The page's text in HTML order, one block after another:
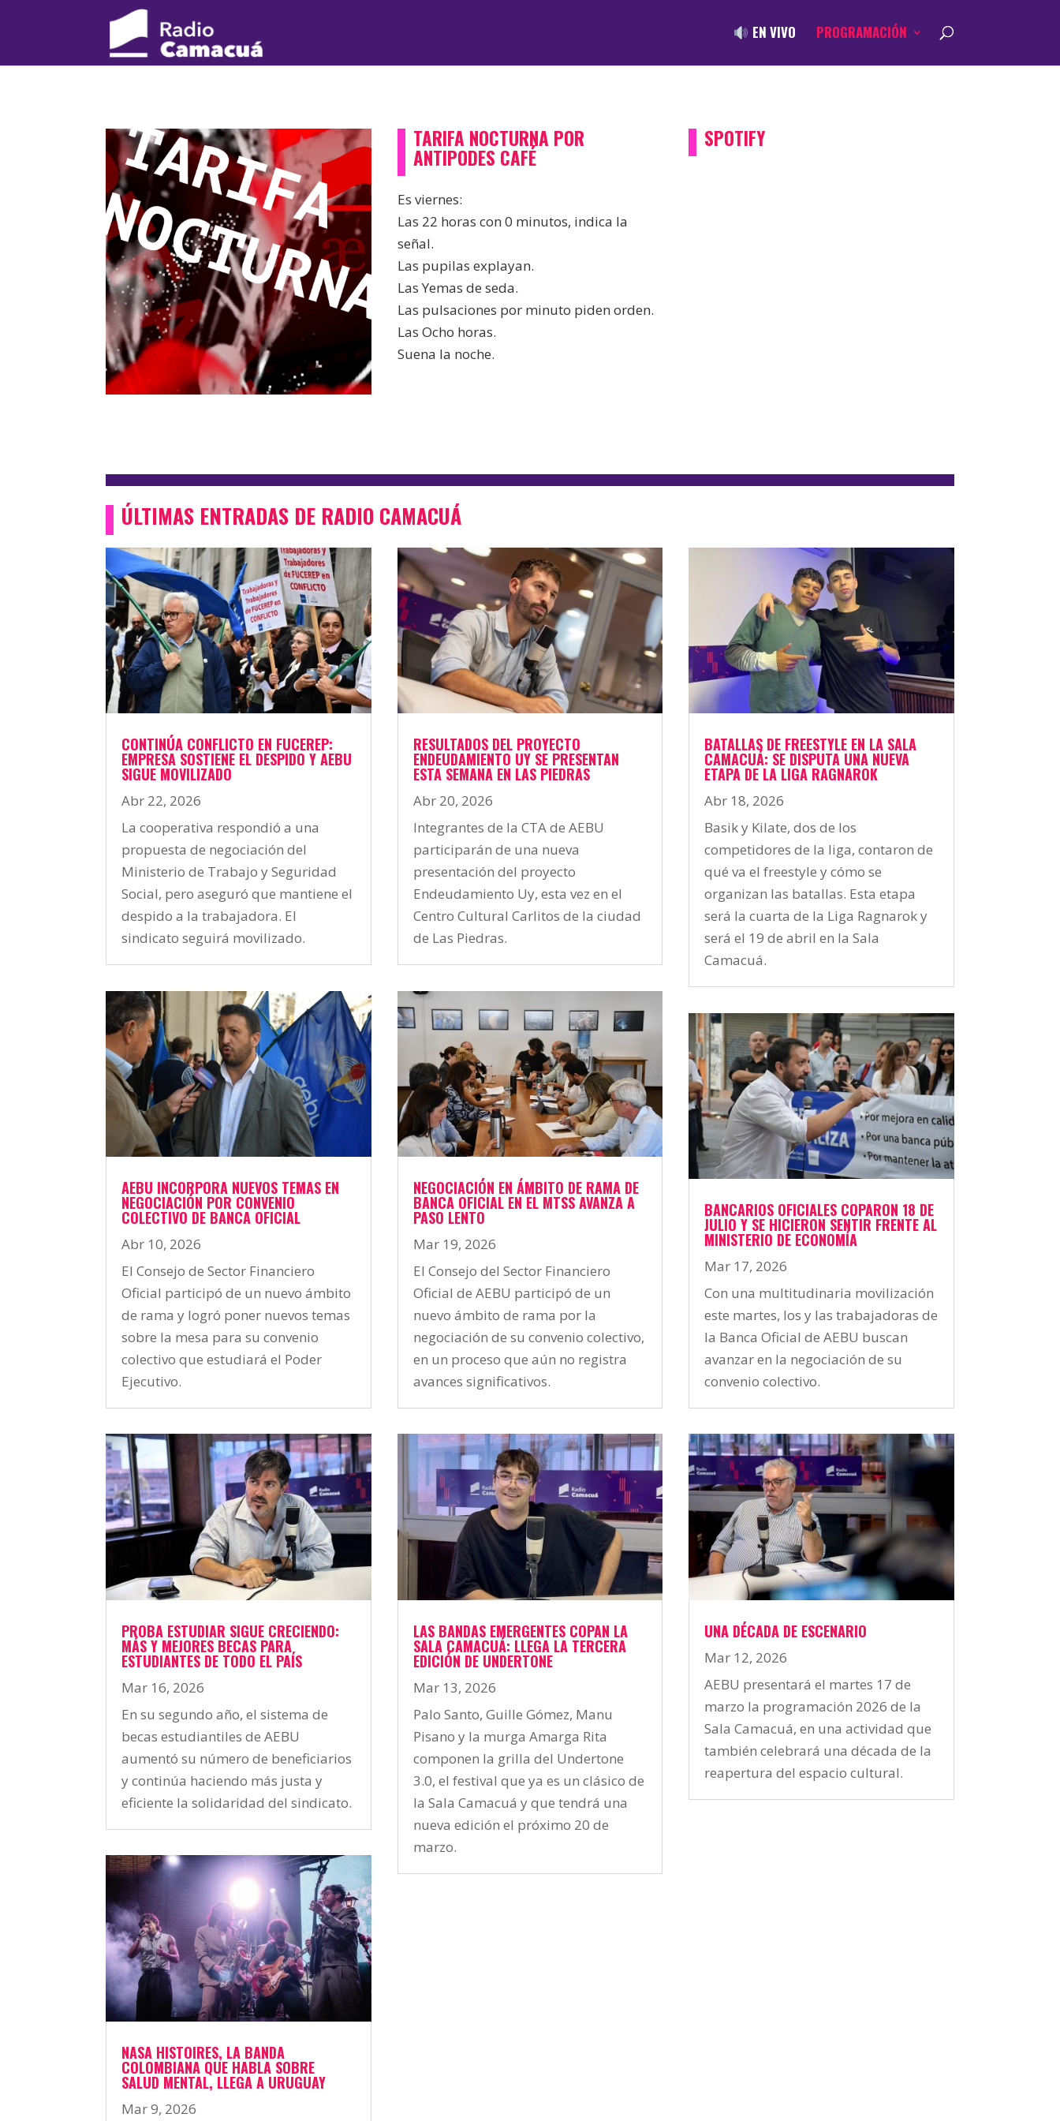
EN VIVO PROGRAMACIÓN
TARIFA NOCTURNA POR
ANTIPODES CAFÉ
Es viernes:
Las 22 horas con 0 minutos, indica la
señal.
Las pupilas explayan.
Las Yemas de seda.
Las pulsaciones por minuto piden orden.
Las Ocho horas.
Suena la noche.
SPOTIFY
ÚLTIMAS ENTRADAS DE RADIO CAMACUÁ
CONTINÚA CONFLICTO EN FUCEREP:
EMPRESA SOSTIENE EL DESPIDO Y AEBU
SIGUE MOVILIZADO
Abr 22, 2026
La cooperativa respondió a una
propuesta de negociación del
Ministerio de Trabajo y Seguridad
Social, pero aseguró que mantiene el
despido a la trabajadora. El
sindicato seguirá movilizado.
AEBU INCORPORA NUEVOS TEMAS EN
NEGOCIACIÓN POR CONVENIO
COLECTIVO DE BANCA OFICIAL
Abr 10, 2026
El Consejo de Sector Financiero
Oficial participó de un nuevo ámbito
de rama y logró poner nuevos temas
sobre la mesa para su convenio
colectivo que estudiará el Poder
Ejecutivo.
PROBA ESTUDIAR SIGUE CRECIENDO:
MÁS Y MEJORES BECAS PARA
ESTUDIANTES DE TODO EL PAÍS
Mar 16, 2026
En su segundo año, el sistema de
becas estudiantiles de AEBU
aumentó su número de beneficiarios
y continúa haciendo más justa y
eficiente la solidaridad del sindicato.
NASA HISTOIRES, LA BANDA
COLOMBIANA QUE HABLA SOBRE
SALUD MENTAL, LLEGA A URUGUAY
Mar 9, 2026
RESULTADOS DEL PROYECTO
ENDEUDAMIENTO UY SE PRESENTAN
ESTA SEMANA EN LAS PIEDRAS
Abr 20, 2026
Integrantes de la CTA de AEBU
participarán de una nueva
presentación del proyecto
Endeudamiento Uy, esta vez en el
Centro Cultural Carlitos de la ciudad
de Las Piedras.
NEGOCIACIÓN EN ÁMBITO DE RAMA DE
BANCA OFICIAL EN EL MTSS AVANZA A
PASO LENTO
Mar 19, 2026
El Consejo del Sector Financiero
Oficial de AEBU participó de un
nuevo ámbito de rama por la
negociación de su convenio colectivo,
en un proceso que aún no registra
avances significativos.
LAS BANDAS EMERGENTES COPAN LA
SALA CAMACUÁ: LLEGA LA TERCERA
EDICIÓN DE UNDERTONE
Mar 13, 2026
Palo Santo, Guille Gómez, Manu
Pisano y la murga Amarga Rita
componen la grilla del Undertone
3.0, el festival que ya es un clásico de
la Sala Camacuá y que tendrá una
nueva edición el próximo 20 de
marzo.
BATALLAS DE FREESTYLE EN LA SALA
CAMACUÁ: SE DISPUTA UNA NUEVA
ETAPA DE LA LIGA RAGNAROK
Abr 18, 2026
Basik y Kilate, dos de los
competidores de la liga, contaron de
qué va el freestyle y cómo se
organizan las batallas. Esta etapa
será la cuarta de la Liga Ragnarok y
será el 19 de abril en la Sala
Camacuá.
BANCARIOS OFICIALES COPARON 18 DE
JULIO Y SE HICIERON SENTIR FRENTE AL
MINISTERIO DE ECONOMÍA
Mar 17, 2026
Con una multitudinaria movilización
este martes, los y las trabajadoras de
la Banca Oficial de AEBU buscan
avanzar en la negociación de su
convenio colectivo.
UNA DÉCADA DE ESCENARIO
Mar 12, 2026
AEBU presentará el martes 17 de
marzo la programación 2026 de la
Sala Camacuá, en una actividad que
también celebrará una década de la
reapertura del espacio cultural.